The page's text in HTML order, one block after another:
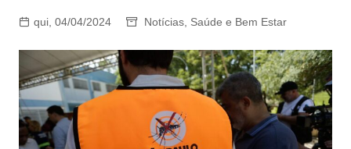
qui, 04/04/2024 Notícias, Saúde e Bem Estar